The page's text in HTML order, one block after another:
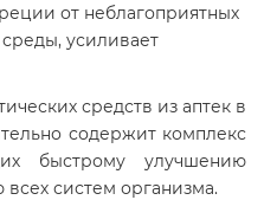
от неблагоприятных
усиливает
средств из аптек в
содержит комплекс
быстрому улучшению
систем организма.